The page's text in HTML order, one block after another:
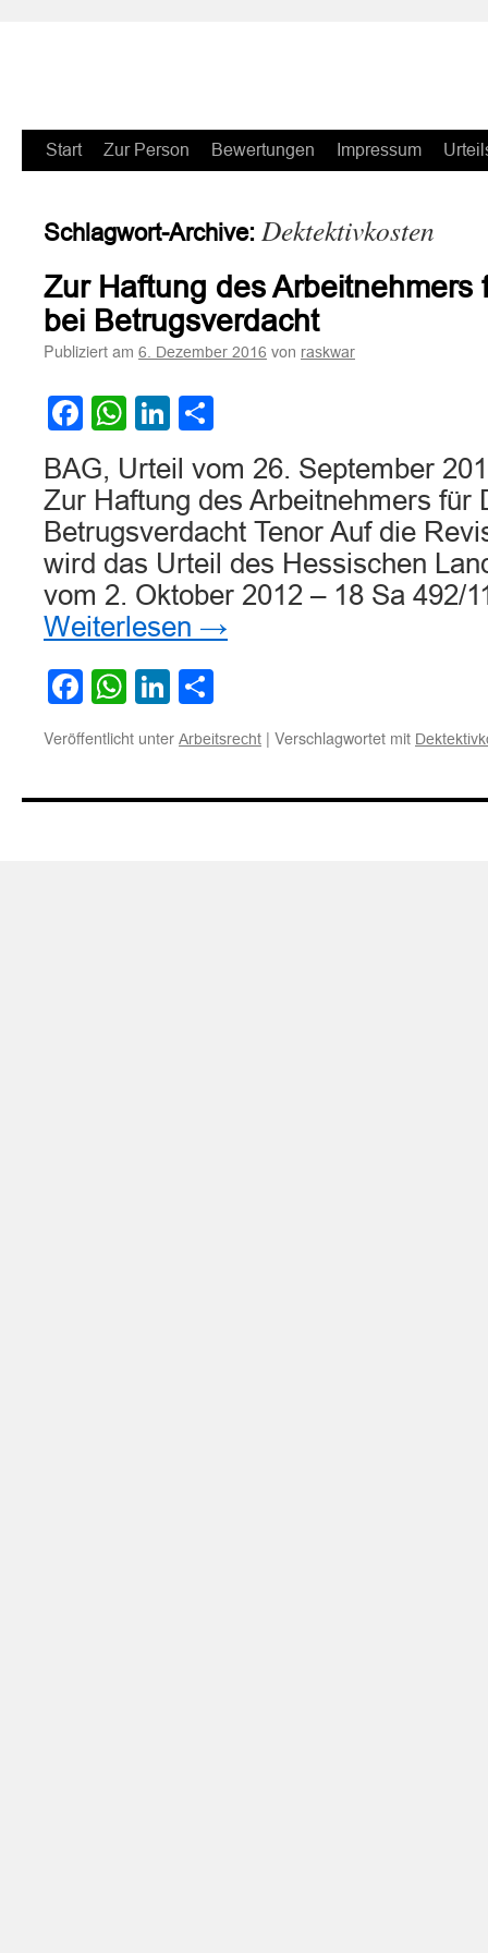
Zum
springen
Start Zur Person Bewertungen Impressum
Schlagwort-Archive: Dektektivkosten
Zur Haftung des Arbeitnehmers
bei Betrugsverdacht
Publiziert am 6. Dezember 2016 von raskwar
Facebook
WhatsApp
LinkedIn
BAG, Urteil vom 26. September
Zur Haftung des Arbeitnehmers für
Betrugsverdacht Tenor Auf die
wird das Urteil des Hessischen
vom 2. Oktober 2012 – 18 Sa 492/
Weiterlesen →
Facebook
WhatsApp
LinkedIn
Veröffentlicht unter Arbeitsrecht | Verschlagwortet mit